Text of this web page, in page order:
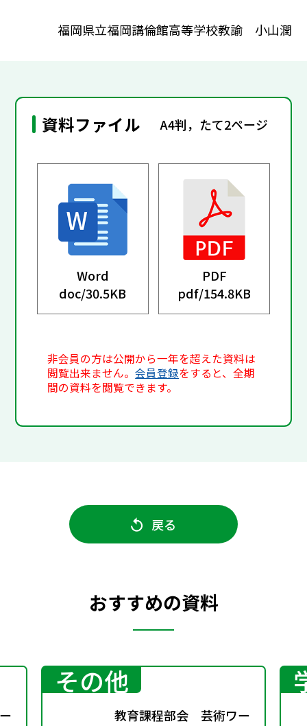
福岡県立福岡講倫館高等学校教諭 小山潤
資料ファイル A4判，たて2ページ
Word
doc/30.5KB
PDF
pdf/154.8KB
非会員の方は公開から一年を超えた資料は
閲覧出来ません。会員登録をすると、全期
間の資料を閲覧できます。
戻る
おすすめの資料
その他
教育課程部会 芸術ワー